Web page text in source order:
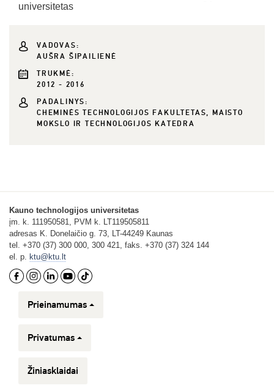
universitetas
VADOVAS:
AUŠRA ŠIPAILIENĖ
TRUKMĖ:
2012 - 2016
PADALINYS:
CHEMINĖS TECHNOLOGIJOS FAKULTETAS, MAISTO
MOKSLO IR TECHNOLOGIJOS KATEDRA
Kauno technologijos universitetas
įm. k. 111950581, PVM k. LT119505811
adresas K. Donelaičio g. 73, LT-44249 Kaunas
tel. +370 (37) 300 000, 300 421, faks. +370 (37) 324 144
el. p. ktu@ktu.lt
Prieinamumas
Privatumas
Žiniasklaidai